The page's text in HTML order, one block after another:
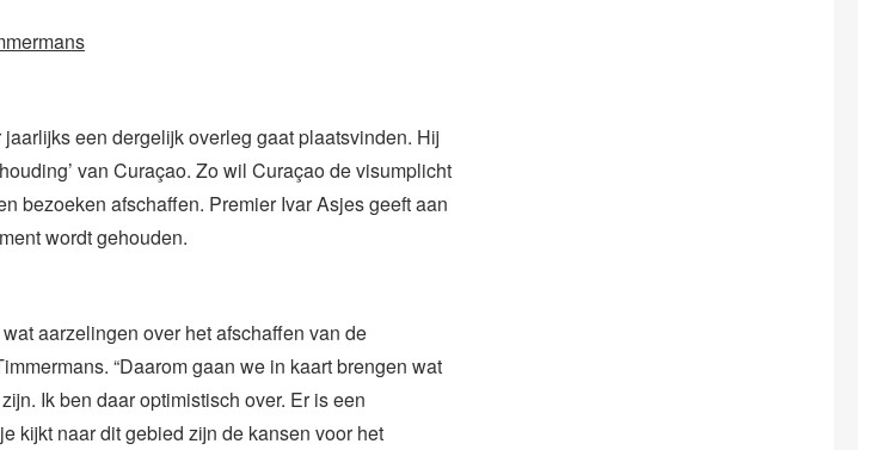
een dergelijk overleg gaat plaatsvinden. Hij
van Curaçao. Zo wil Curaçao de visumplicht
bezoeken afschaffen. Premier Ivar Asjes geeft aan
wordt gehouden.
aarzelingen over het afschaffen van de
“Daarom gaan we in kaart brengen wat
Ik ben daar optimistisch over. Er is een
kijkt naar dit gebied zijn de kansen voor het